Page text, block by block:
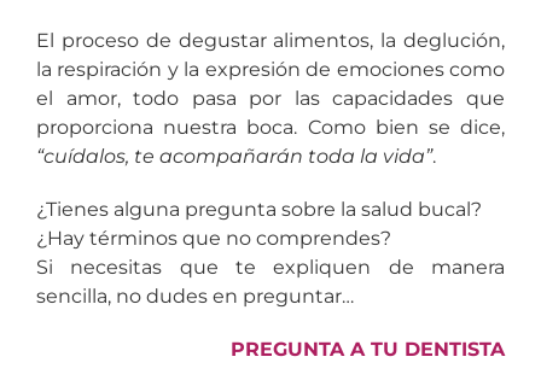
El proceso de degustar alimentos, la deglución,
la respiración y la expresión de emociones como
el amor, todo pasa por las capacidades que
proporciona nuestra boca. Como bien se dice,
“cuídalos, te acompañarán toda la vida”.
¿Tienes alguna pregunta sobre la salud bucal?
¿Hay términos que no comprendes?
Si necesitas que te expliquen de manera
sencilla, no dudes en preguntar…
PREGUNTA A TU DENTISTA